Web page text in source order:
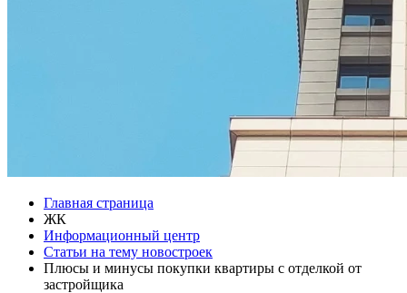
Главная страница
ЖК
Информационный центр
Статьи на тему новостроек
Плюсы и минусы покупки квартиры с отделкой от
застройщика